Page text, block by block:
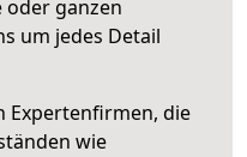
oder ganzen
um jedes Detail
Expertenfirmen, die
wie